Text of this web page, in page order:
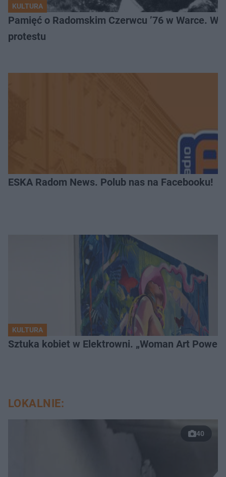
KULTURA
Pamięć o Radomskim Czerwcu ’76 w Warce.
protestu
ESKA Radom News. Polub nas na Facebooku!
KULTURA
Sztuka kobiet w Elektrowni. „Woman Art Power
LOKALNIE:
40